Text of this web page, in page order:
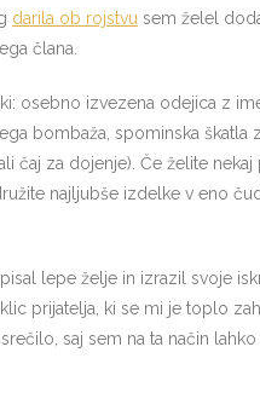
darila ob rojstvu sem želel
člana.
osebno izvezena odejica z
bombaža, spominska škatla
čaj za dojenje). Če želite
najljubše izdelke v eno
lepe želje in izrazil svoje
prijatelja, ki se mi je toplo
saj sem na ta način